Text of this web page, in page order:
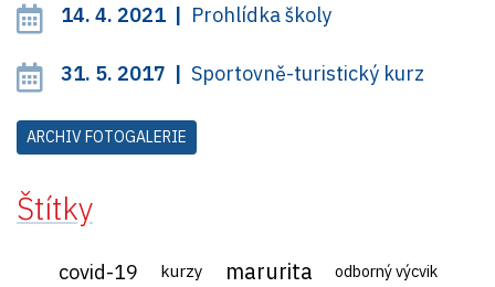
14. 4. 2021 | Prohlídka školy
31. 5. 2017 | Sportovně-turistický kurz
ARCHIV FOTOGALERIE
Štítky
covid-19 kurzy marurita odborný výcvik